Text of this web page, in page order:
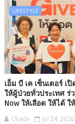
LIFESTYLE
เอ็ม บี เค เซ็นเตอร์
ให้ผู้ป่วยทั่วประเทศ ร่
Now ให้เลือด ให้ได้ ใ
Chada Jul 24, 2026